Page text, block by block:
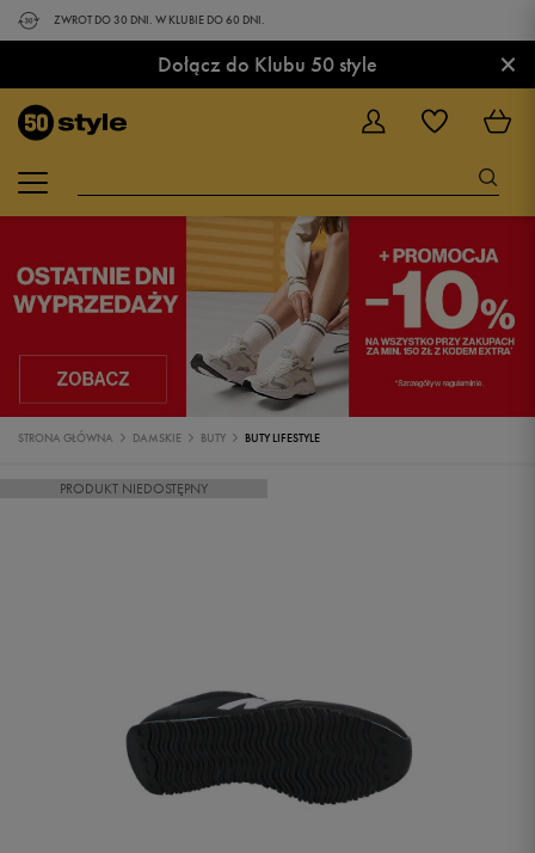
ZWROT DO 30 DNI. W KLUBIE DO 60 DNI.
Dołącz do Klubu 50 style ×
STRONA GŁÓWNA DAMSKIE BUTY BUTY LIFESTYLE
PRODUKT NIEDOSTĘPNY